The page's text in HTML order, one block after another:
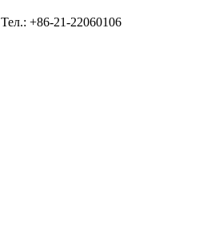
Тел.: +86-21-22060106